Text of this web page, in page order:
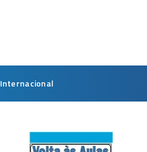
Internacional